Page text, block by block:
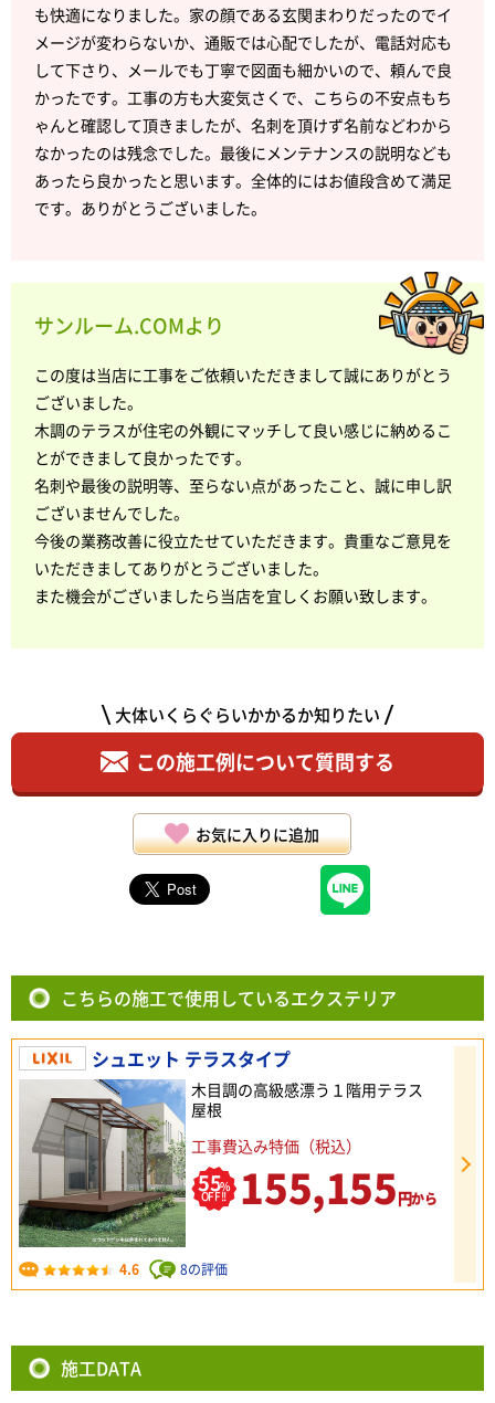
も快適になりました。家の顔である玄関まわりだったのでイ
メージが変わらないか、通販では心配でしたが、電話対応も
して下さり、メールでも丁寧で図面も細かいので、頼んで良
かったです。工事の方も大変気さくで、こちらの不安点もち
ゃんと確認して頂きましたが、名刺を頂けず名前などわから
なかったのは残念でした。最後にメンテナンスの説明なども
あったら良かったと思います。全体的にはお値段含めて満足
です。ありがとうございました。
サンルーム.COMより
この度は当店に工事をご依頼いただきまして誠にありがとう
ございました。
木調のテラスが住宅の外観にマッチして良い感じに納めるこ
とができまして良かったです。
名刺や最後の説明等、至らない点があったこと、誠に申し訳
ございませんでした。
今後の業務改善に役立たせていただきます。貴重なご意見を
いただきましてありがとうございました。
また機会がございましたら当店を宜しくお願い致します。
大体いくらぐらいかかるか知りたい
この施工例について質問する
お気に入りに追加
こちらの施工で使用しているエクステリア
シュエット テラスタイプ
木目調の高級感漂う１階用テラス
屋根
工事費込み特価（税込）
55%
OFF!! 155,155円から
4.6 8の評価
施工DATA